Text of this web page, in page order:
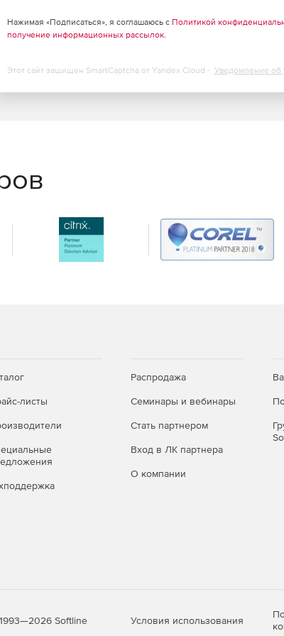
за счет виртуальных функциональных
а также использовать для своих виртуальных
затем импортировать свой материал в формате 360°
загружаются почти в 10 раз быстрее, чем
платформе.
благодаря использованию элементов видео, текста,
с более полным погружением, чем раньше.
Нажимая «Подписаться», я соглашаюсь с Политикой
получение информационных рассылок.
Этот сайт защищен SmartCaptcha от Yandex Cloud - Уведомление об
листы
Распродажа
Семинары и вебинары
Стать партнером
Вход в ЛК партнера
О компании
Softline Условия использования